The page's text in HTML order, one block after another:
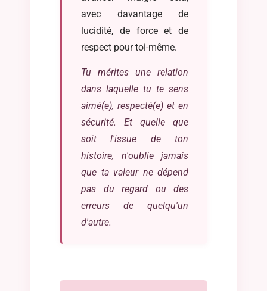
avec davantage de
lucidité, de force et de
respect pour toi-même.
Tu mérites une relation
dans laquelle tu te sens
aimé(e), respecté(e) et en
sécurité. Et quelle que
soit l'issue de ton
histoire, n'oublie jamais
que ta valeur ne dépend
pas du regard ou des
erreurs de quelqu'un
d'autre.